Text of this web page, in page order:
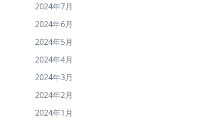
2024年7月
2024年6月
2024年5月
2024年4月
2024年3月
2024年2月
2024年1月